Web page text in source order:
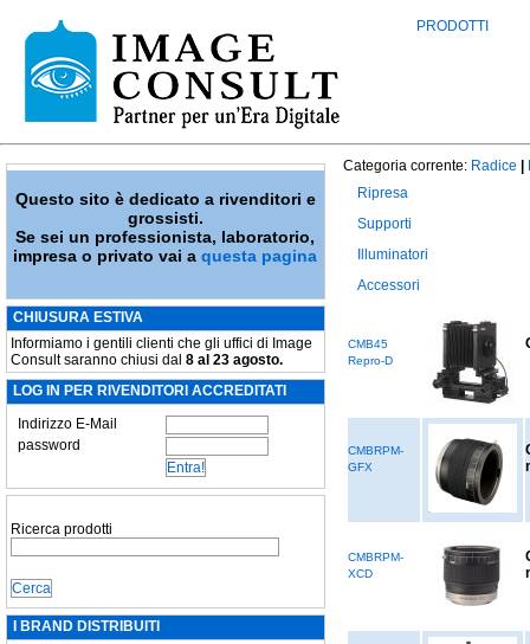
PRODOTTI
Questo sito è dedicato a rivenditori e
grossisti.
Se sei un professionista, laboratorio,
impresa o privato vai aquesta pagina
CHIUSURA ESTIVA
Informiamo i gentili clienti che gli uffici di Image
Consult saranno chiusi dal 8 al 23 agosto.
LOG IN PER RIVENDITORI ACCREDITATI
Indirizzo E-Mail
password
Ricerca prodotti
I BRAND DISTRIBUITI
Categoria corrente: Radice
Ripresa
Supporti
Illuminatori
Accessori
CMB45
Repro-D
CMBRPM-
GFX
CMBRPM-
XCD